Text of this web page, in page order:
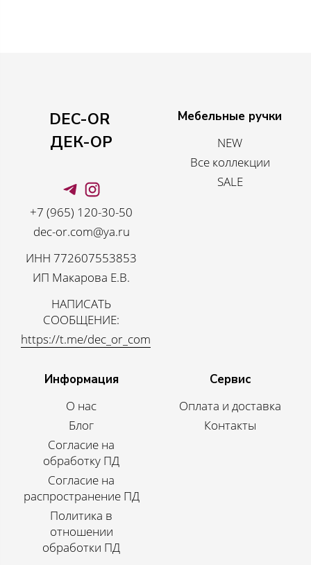
DEC-OR
ДЕК-ОР
+7 (965) 120-30-50
dec-or.com@ya.ru
ИНН 772607553853
ИП Макарова Е.В.
НАПИСАТЬ
СООБЩЕНИЕ:
https://t.me/dec_or_com
Мебельные ручки
NEW
Все коллекции
SALE
Информация
О нас
Блог
Согласие на
обработку ПД
Согласие на
распространение ПД
Политика в
отношении
обработки ПД
Сервис
Оплата и доставка
Контакты